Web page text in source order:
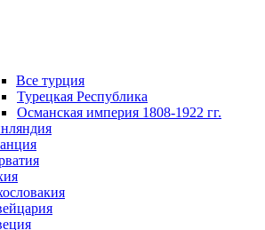
Все турция
Турецкая Республика
Османская империя 1808-1922 гг.